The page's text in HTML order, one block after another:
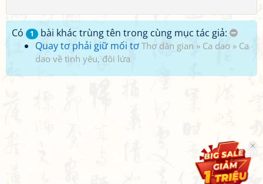
Có 1
bài khác trùng tên trong cùng mục tác giả:
Quay tơ phải giữ mối tơ Thơ dân gian » Ca dao » Ca
dao về tình yêu, đôi lứa